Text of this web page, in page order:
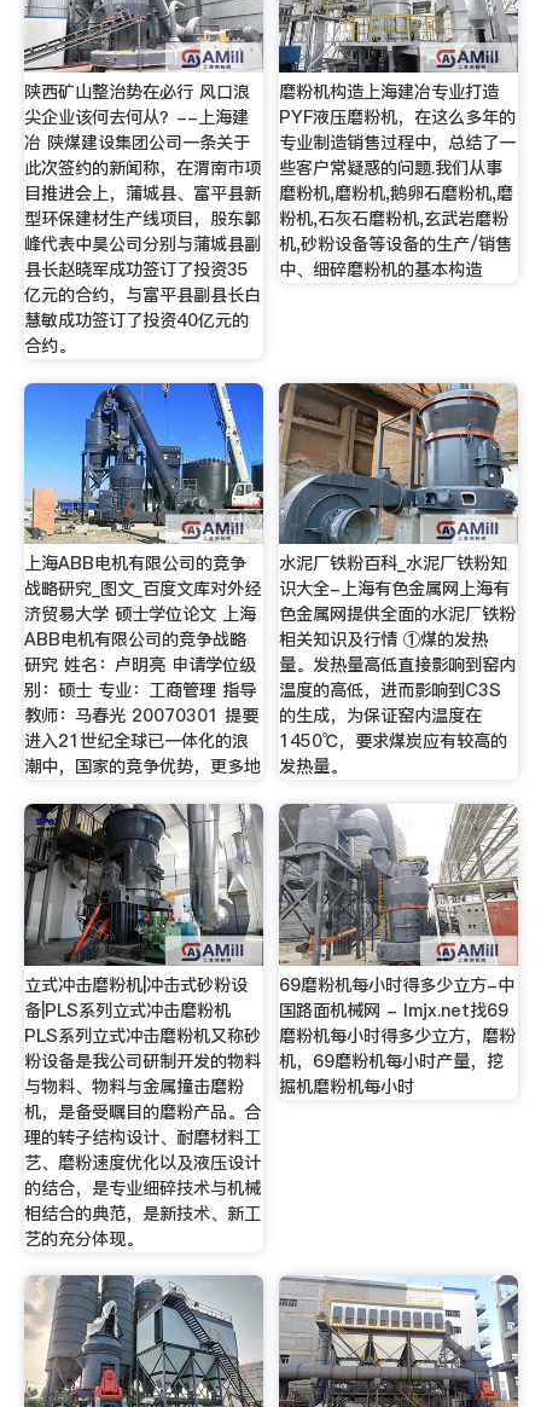
陕西矿山整治势在必行 风口浪
尖企业该何去何从？--上海建
冶 陕煤建设集团公司一条关于
此次签约的新闻称，在渭南市项
目推进会上，蒲城县、富平县新
型环保建材生产线项目，股东郭
峰代表中昊公司分别与蒲城县副
县长赵晓军成功签订了投资35
亿元的合约，与富平县副县长白
慧敏成功签订了投资40亿元的
合约。
磨粉机构造上海建冶专业打造
PYF液压磨粉机，在这么多年的
专业制造销售过程中，总结了一
些客户常疑惑的问题.我们从事
磨粉机,磨粉机,鹅卵石磨粉机,磨
粉机,石灰石磨粉机,玄武岩磨粉
机,砂粉设备等设备的生产/销售
中、细碎磨粉机的基本构造
上海ABB电机有限公司的竞争
战略研究_图文_百度文库对外经
济贸易大学 硕士学位论文 上海
ABB电机有限公司的竞争战略
研究 姓名：卢明亮 申请学位级
别：硕士 专业：工商管理 指导
教师：马春光 20070301 提要
进入21世纪全球已一体化的浪
潮中，国家的竞争优势，更多地
水泥厂铁粉百科_水泥厂铁粉知
识大全-上海有色金属网上海有
色金属网提供全面的水泥厂铁粉
相关知识及行情 ①煤的发热
量。发热量高低直接影响到窑内
温度的高低，进而影响到C3S
的生成，为保证窑内温度在
1450℃，要求煤炭应有较高的
发热量。
立式冲击磨粉机|冲击式砂粉设
备|PLS系列立式冲击磨粉机
PLS系列立式冲击磨粉机又称砂
粉设备是我公司研制开发的物料
与物料、物料与金属撞击磨粉
机，是备受瞩目的磨粉产品。合
理的转子结构设计、耐磨材料工
艺、磨粉速度优化以及液压设计
的结合，是专业细碎技术与机械
相结合的典范，是新技术、新工
艺的充分体现。
69磨粉机每小时得多少立方-中
国路面机械网 - lmjx.net找69
磨粉机每小时得多少立方，磨粉
机，69磨粉机每小时产量，挖
掘机磨粉机每小时